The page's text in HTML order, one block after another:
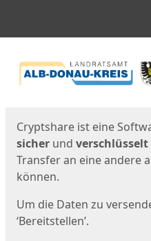
Cryptshare ist eine
sicher und verschlüsselt
Transfer an eine andere
können.
Um die Daten zu
‘Bereitstellen’.